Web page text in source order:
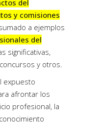
del
y comisiones
a ejemplos
del
significativas,
y otros.
expuesto
afrontar los
profesional, la